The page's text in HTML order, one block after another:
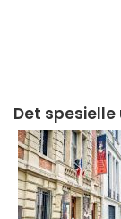
Det